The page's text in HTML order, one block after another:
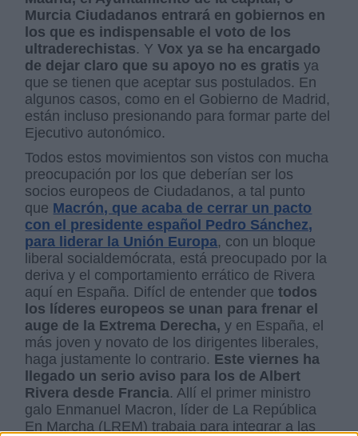
Murcia Ciudadanos entrará en gobiernos en
los que es indispensable el voto de los
ultraderechistas. YVox ya se ha encargado
de dejar claro que su apoyo no es gratis ya
que se tienen que aceptar sus postulados. En
algunos casos, como en el Gobierno de Madrid,
están incluso presionando para formar parte del
Ejecutivo autonómico.
Todos estos movimientos son vistos con mucha
preocupación por los que deberían ser los
socios europeos de Ciudadanos, a tal punto
que Macrón, que acaba de cerrar un pacto
con el presidente español Pedro Sánchez,
para liderar la Unión Europa, con un bloque
liberal socialdemócrata, está preocupado por la
deriva y el comportamiento errático de Rivera
aquí en España. Difícl de entender que todos
los líderes europeos se unan para frenar el
auge de la Extrema Derecha, y en España, el
más joven y novato de los dirigentes liberales,
haga justamente lo contrario. Este viernes ha
llegado un serio aviso para los de Albert
Rivera desde Francia. Allí el primer ministro
galo Enmanuel Macron, líder de La República
En Marcha (LREM) trabaja para integrar a las